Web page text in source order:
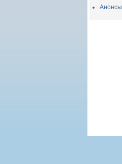
Анонсы